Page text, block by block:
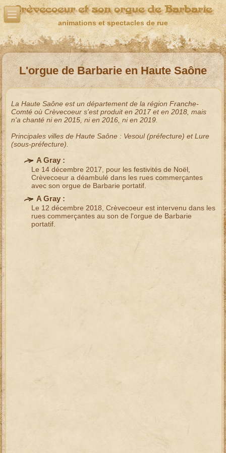
Crèvecoeur et son orgue de Barbarie
animations et spectacles de rue
L'orgue de Barbarie en Haute Saône
La Haute Saôneest un département de la région Franche-
Comtéoù Crèvecoeur s'est produit en 2017et en 2018, mais
n'a chanté ni en 2015, ni en 2016, ni en 2019.
Principales villes de Haute Saône: Vesoul(préfecture) etLure
(sous-préfecture).
A Gray :
Le 14 décembre 2017, pour les festivités de Noël,
Crèvecoeur a déambulé dans les rues commerçantes
avec son orgue de Barbarie portatif.
A Gray :
Le 12 décembre 2018, Crèvecoeur est intervenu dans les
rues commerçantes au son de l'orgue de Barbarie
portatif.